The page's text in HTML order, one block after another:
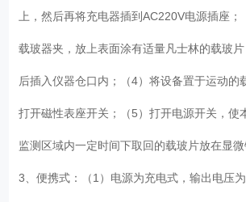
上，然后再将充电器插到AC220V电源插座；
载玻器夹，放上表面涂有适量凡士林的载玻
后插入仪器仓口内；（4）将设备置于运动的
打开磁性表座开关；（5）打开电源开关，使
监测区域内一定时间下取回的载玻片放在显
3、便携式：（1）电源为充电式，输出电压